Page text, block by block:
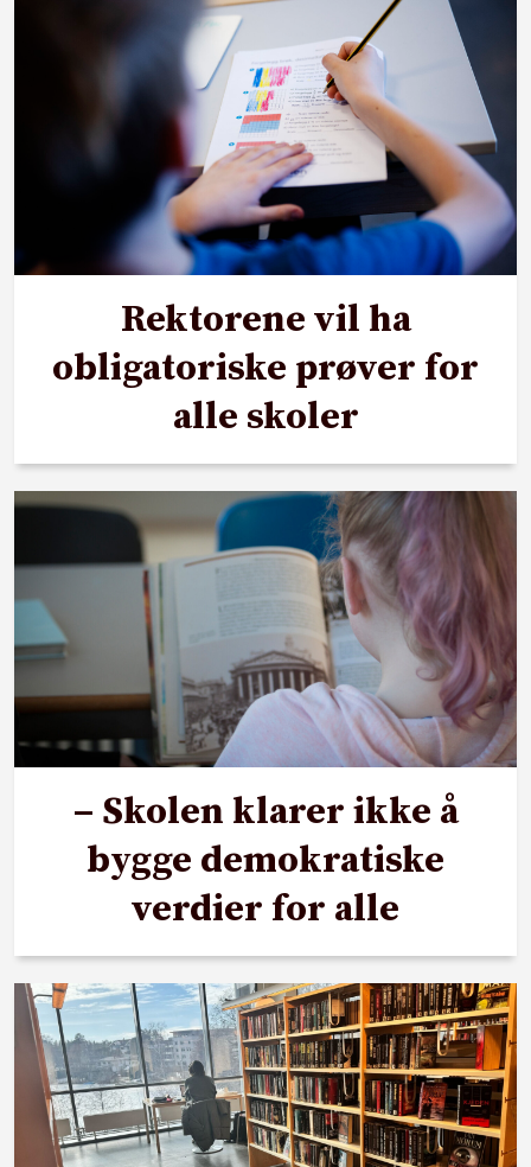
Rektorene vil ha
obligatoriske prøver for
alle skoler
– Skolen klarer ikke å
bygge demokratiske
verdier for alle